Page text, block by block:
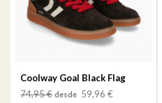
Coolway Goal Black Flag
74,95 € desde 59,96 €